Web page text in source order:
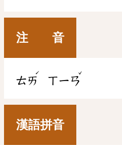
注 音
ㄊㄞ
ˊ
ㄒㄧㄢ
ˇ
漢語拼音